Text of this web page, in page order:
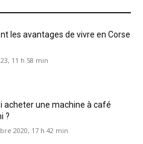
les avantages de vivre en Corse
11 h 58 min
acheter une machine à café
?
2020, 17 h 42 min